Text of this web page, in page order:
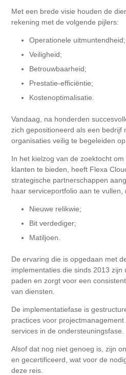
Met een brede visie houden de
rekening met de volgende pijlers:
Operationele uitmuntendheid;
Veiligheid;
Betrouwbaarheid;
Prestatie-efficiëntie;
Kostenoptimalisatie.
Vandaag, na honderden
zich gepositioneerd als een bedrijf
organisaties veilig te begeleiden
In het kielzog van de zoektocht
klanten te bieden, heeft Flexa
strategische partnerschappen
haar serviceportfolio aan te vullen,
Nieuwe relikwie;
Bit verdediger;
Matiljoen.
De ervaring die is opgedaan met
implementaties die sinds 2013 zijn
paden en zorgt voor een
van diensten.
De implementatiefase is
practices voor
services in de ondersteuningsfase.
Alsof dat nog niet genoeg is, zijn
en gecertificeerd, wat voor de
deze reis.